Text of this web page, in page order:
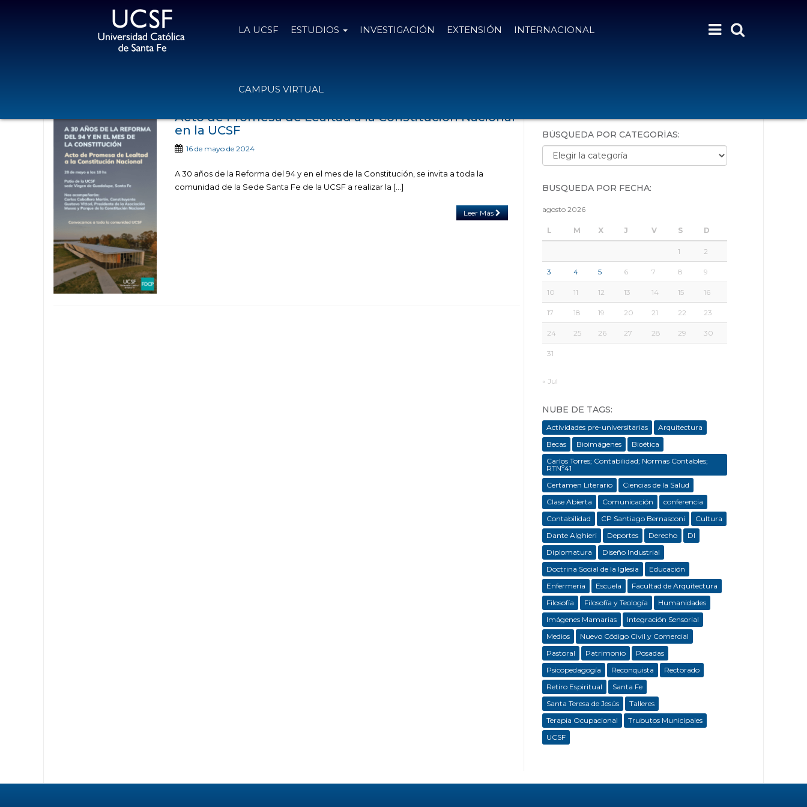
LA UCSF ESTUDIOS INVESTIGACIÓN EXTENSIÓN INTERNACIONAL
CAMPUS VIRTUAL
Acto de Promesa de Lealtad a la Constitución Nacional
en la UCSF
16 de mayo de 2024
A 30 años de la Reforma del 94 y en el mes de la Constitución, se invita a toda la
comunidad de la Sede Santa Fe de la UCSF a realizar la […]
Leer Más
BÚSQUEDA POR CATEGORÍAS:
Búsqueda por categorías:
BÚSQUEDA POR FECHA:
agosto 2026
L M X J V S D
1 2
3 4 5 6 7 8 9
10 11 12 13 14 15 16
17 18 19 20 21 22 23
24 25 26 27 28 29 30
31
« Jul
NUBE DE TAGS:
Actividades pre-universitarias
Arquitectura
Becas
Bioimágenes
Bioética
Carlos Torres; Contabilidad; Normas Contables;
RTNº41
Certamen Literario
Ciencias de la Salud
Clase Abierta
Comunicación
conferencia
Contabilidad
CP Santiago Bernasconi
Cultura
Dante Alghieri
Deportes Derecho
DI
Diplomatura
Diseño Industrial
Doctrina Social de la Iglesia
Educación
Enfermeria
Escuela
Facultad de Arquitectura
Filosofía
Filosofía y Teología
Humanidades
Imágenes Mamarias
Integración Sensorial
Medios
Nuevo Código Civil y Comercial
Pastoral
Patrimonio
Posadas
Psicopedagogía
Reconquista
Rectorado
Retiro Espiritual
Santa Fe
Santa Teresa de Jesús
Talleres
Terapia Ocupacional
Trubutos Municipales
UCSF